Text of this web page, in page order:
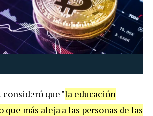
consideró que "la educación
más aleja a las personas de las